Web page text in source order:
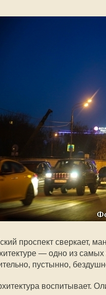
проспект сверкает,
— одно из
пустынно,
воспитывает.